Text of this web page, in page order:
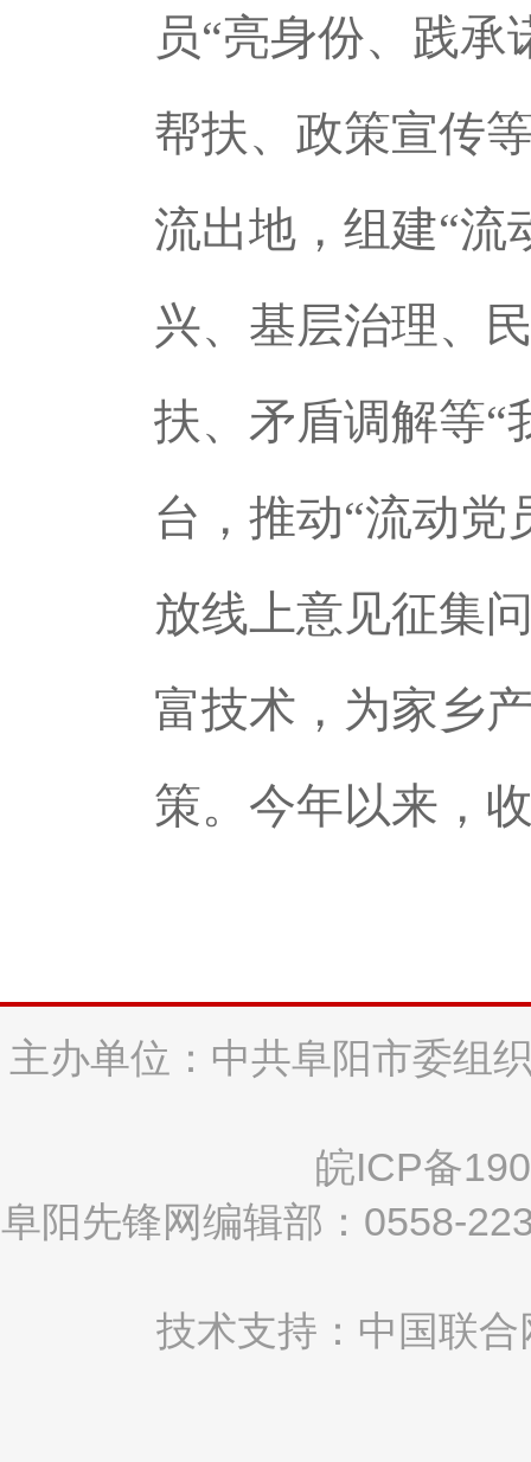
员“亮身份、践
帮扶、政策宣传
流出地，组建“流
兴、基层治理、
扶、矛盾调解等“
台，推动“流动党
放线上意见征集
富技术，为家乡
策。今年以来，
主办单位：中共阜阳市委组
皖ICP备
阜阳先锋网编辑部：0558-
技术支持：中国联